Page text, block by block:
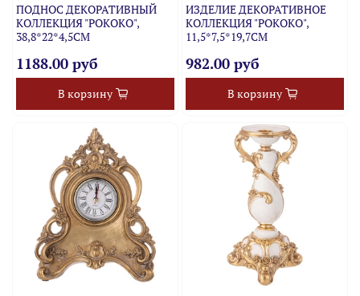
ПОДНОС ДЕКОРАТИВНЫЙ
КОЛЛЕКЦИЯ "РОКОКО",
38,8*22*4,5CM
1188.00 руб
В корзину
ИЗДЕЛИЕ ДЕКОРАТИВНОЕ
КОЛЛЕКЦИЯ "РОКОКО",
11,5*7,5*19,7CM
982.00 руб
В корзину